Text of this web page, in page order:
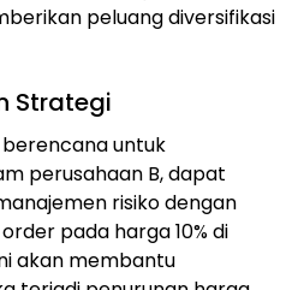
peluang diversifikasi
Strategi
untuk
perusahaan B, dapat
risiko dengan
pada harga 10% di
akan membantu